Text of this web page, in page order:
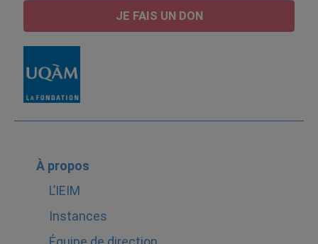
JE FAIS UN DON
À propos
L’IEIM
Instances